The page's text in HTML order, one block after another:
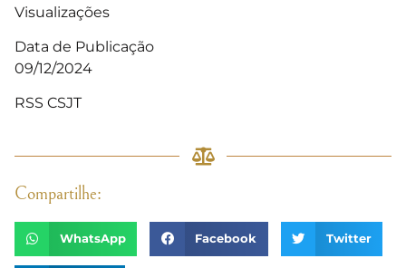
Visualizações
Data de Publicação
09/12/2024
RSS CSJT
Compartilhe:
WhatsApp Facebook Twitter